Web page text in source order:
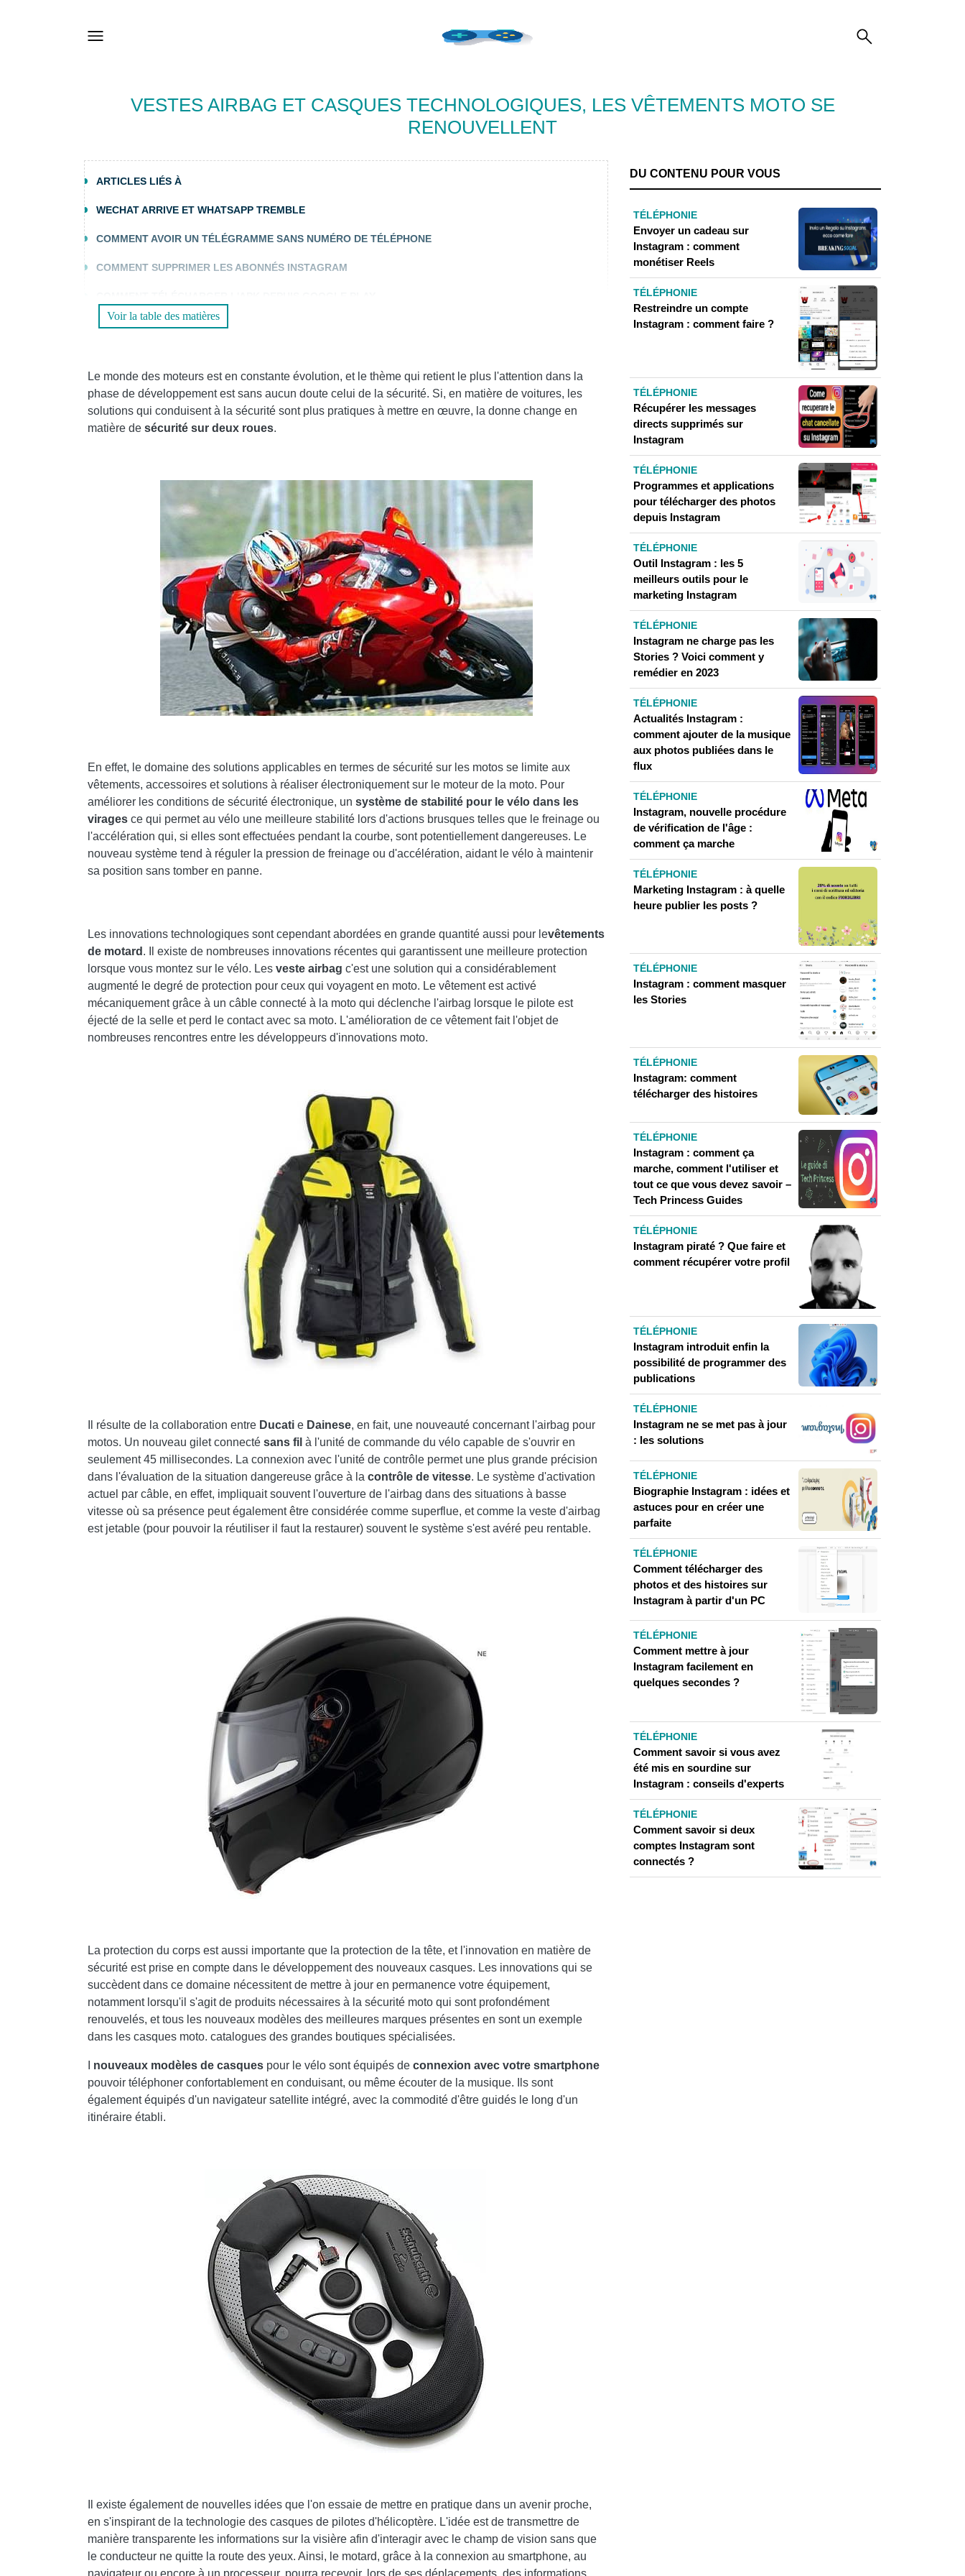
VESTES AIRBAG ET CASQUES TECHNOLOGIQUES, LES VÊTEMENTS MOTO SE
RENOUVELLENT
ARTICLES LIÉS À
WECHAT ARRIVE ET WHATSAPP TREMBLE
COMMENT AVOIR UN TÉLÉGRAMME SANS NUMÉRO DE TÉLÉPHONE
COMMENT SUPPRIMER LES ABONNÉS INSTAGRAM
COMMENT ENREGISTRER UN INSTAGRAM EN DIRECT SUR VOTRE TÉLÉPHONE
AJOUTER UN COMMENTAIRE DE VESTES AIRBAG ET CASQUES TECHNOLOGIQUES, LES VÊTEMENTS
MOTO SE RENOUVELLENT
TÉLÉPHONIE
QUELLES INFORMATIONS PARTAGEONS-NOUS?
🤖 QUELS SONT LES MEILLEURS PRODUITS DE RÉALITÉ VIRTUELLE?
DÉCOUVREZ NOS MEILLEURS ARTICLES!
COMMENT DÉVELOPPER UNE PAGE INSTAGRAM
COMMENT CONNAÎTRE LE NUMÉRO D'UN APPEL ANONYME
COMMENT SUPPRIMER LES MISES À JOUR AUTOMATIQUES DES APPLICATIONS SUR ANDROID
COMMENT PRENDRE DES PHOTOS POUR INSTAGRAM
Voir la table des matières
Le monde des moteurs est en constante évolution, et le thème qui retient le plus l'attention dans la
phase de développement est sans aucun doute celui de la sécurité. Si, en matière de voitures, les
solutions qui conduisent à la sécurité sont plus pratiques à mettre en œuvre, la donne change en
matière de sécurité sur deux roues.
En effet, le domaine des solutions applicables en termes de sécurité sur les motos se limite aux
vêtements, accessoires et solutions à réaliser électroniquement sur le moteur de la moto. Pour
améliorer les conditions de sécurité électronique, un système de stabilité pour le vélo dans les
virages ce qui permet au vélo une meilleure stabilité lors d'actions brusques telles que le freinage ou
l'accélération qui, si elles sont effectuées pendant la courbe, sont potentiellement dangereuses. Le
nouveau système tend à réguler la pression de freinage ou d'accélération, aidant le vélo à maintenir
sa position sans tomber en panne.
Les innovations technologiques sont cependant abordées en grande quantité aussi pour levêtements
de motard . Il existe de nombreuses innovations récentes qui garantissent une meilleure protection
lorsque vous montez sur le vélo. Les veste airbag c'est une solution qui a considérablement
augmenté le degré de protection pour ceux qui voyagent en moto. Le vêtement est activé
mécaniquement grâce à un câble connecté à la moto qui déclenche l'airbag lorsque le pilote est
éjecté de la selle et perd le contact avec sa moto. L'amélioration de ce vêtement fait l'objet de
nombreuses rencontres entre les développeurs d'innovations moto.
Il résulte de la collaboration entre Ducati e Dainese, en fait, une nouveauté concernant l'airbag pour
motos. Un nouveau gilet connecté sans fil à l'unité de commande du vélo capable de s'ouvrir en
seulement 45 millisecondes. La connexion avec l'unité de contrôle permet une plus grande précision
dans l'évaluation de la situation dangereuse grâce à la contrôle de vitesse. Le système d'activation
actuel par câble, en effet, impliquait souvent l'ouverture de l'airbag dans des situations à basse
vitesse où sa présence peut également être considérée comme superflue, et comme la veste d'airbag
est jetable (pour pouvoir la réutiliser il faut la restaurer) souvent le système s'est avéré peu rentable.
La protection du corps est aussi importante que la protection de la tête, et l'innovation en matière de
sécurité est prise en compte dans le développement des nouveaux casques. Les innovations qui se
succèdent dans ce domaine nécessitent de mettre à jour en permanence votre équipement,
notamment lorsqu'il s'agit de produits nécessaires à la sécurité moto qui sont profondément
renouvelés, et tous les nouveaux modèles des meilleures marques présentes en sont un exemple
dans les casques moto. catalogues des grandes boutiques spécialisées.
nouveaux modèles de casques pour le vélo sont équipés de connexion avec votre smartphone
pouvoir téléphoner confortablement en conduisant, ou même écouter de la musique. Ils sont
également équipés d'un navigateur satellite intégré, avec la commodité d'être guidés le long d'un
itinéraire établi.
Il existe également de nouvelles idées que l'on essaie de mettre en pratique dans un avenir proche,
en s'inspirant de la technologie des casques de pilotes d'hélicoptère. L'idée est de transmettre de
manière transparente les informations sur la visière afin d'interagir avec le champ de vision sans que
le conducteur ne quitte la route des yeux. Ainsi, le motard, grâce à la connexion au smartphone, au
navigateur ou encore à un processeur, pourra recevoir, lors de ses déplacements, des informations
DU CONTENU POUR VOUS
TÉLÉPHONIE
Envoyer un cadeau sur
Instagram : comment
monétiser Reels
TÉLÉPHONIE
Restreindre un compte
Instagram : comment faire ?
TÉLÉPHONIE
Récupérer les messages
directs supprimés sur
Instagram
TÉLÉPHONIE
Programmes et applications
pour télécharger des photos
depuis Instagram
TÉLÉPHONIE
Outil Instagram : les 5
meilleurs outils pour le
marketing Instagram
TÉLÉPHONIE
Instagram ne charge pas les
Stories ? Voici comment y
remédier en 2023
TÉLÉPHONIE
Actualités Instagram :
comment ajouter de la musique
aux photos publiées dans le
flux
TÉLÉPHONIE
Instagram, nouvelle procédure
de vérification de l'âge :
comment ça marche
TÉLÉPHONIE
Marketing Instagram : à quelle
heure publier les posts ?
TÉLÉPHONIE
Instagram : comment masquer
les Stories
TÉLÉPHONIE
Instagram: comment
télécharger des histoires
TÉLÉPHONIE
Instagram : comment ça
marche, comment l'utiliser et
tout ce que vous devez savoir –
Tech Princess Guides
TÉLÉPHONIE
Instagram piraté ? Que faire et
comment récupérer votre profil
TÉLÉPHONIE
Instagram introduit enfin la
possibilité de programmer des
publications
TÉLÉPHONIE
Instagram ne se met pas à jour
: les solutions
TÉLÉPHONIE
Biographie Instagram : idées et
astuces pour en créer une
parfaite
TÉLÉPHONIE
Comment télécharger des
photos et des histoires sur
Instagram à partir d'un PC
TÉLÉPHONIE
Comment mettre à jour
Instagram facilement en
quelques secondes ?
TÉLÉPHONIE
Comment savoir si vous avez
été mis en sourdine sur
Instagram : conseils d'experts
TÉLÉPHONIE
Comment savoir si deux
comptes Instagram sont
connectés ?